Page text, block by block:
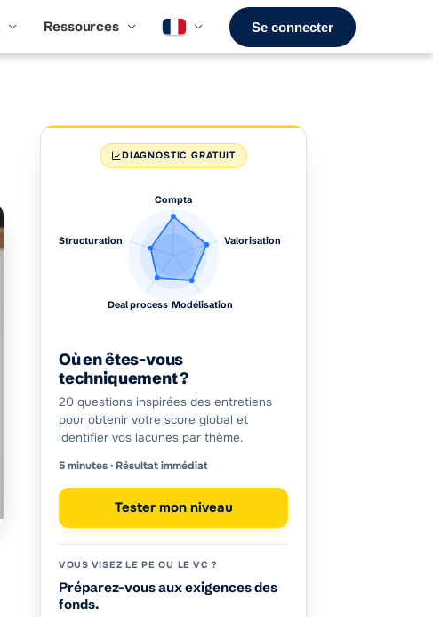
Ressources Se connecter
DIAGNOSTIC GRATUIT
Compta
Valorisation
Modélisation
Deal process
Structuration
Où en êtes-vous
techniquement ?
20 questions inspirées des entretiens
pour obtenir votre score global et
identifier vos lacunes par thème.
5 minutes · Résultat immédiat
Tester mon niveau
VOUS VISEZ LE PE OU LE VC ?
Préparez-vous aux exigences des
fonds.